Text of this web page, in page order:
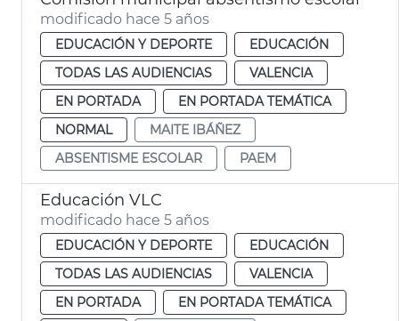
modificado hace 5 años
EDUCACIÓN Y DEPORTE
EDUCACIÓN
TODAS LAS AUDIENCIAS
VALENCIA
EN PORTADA
EN PORTADA TEMÁTICA
NORMAL
MAITE IBÁÑEZ
ABSENTISME ESCOLAR
PAEM
Educación VLC
modificado hace 5 años
EDUCACIÓN Y DEPORTE
EDUCACIÓN
TODAS LAS AUDIENCIAS
VALENCIA
EN PORTADA
EN PORTADA TEMÁTICA